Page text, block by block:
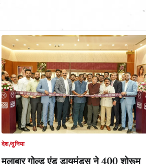
देश/दुनिया
मलाबार गोल्ड एंड डायमंड्स ने 400 शोरूम